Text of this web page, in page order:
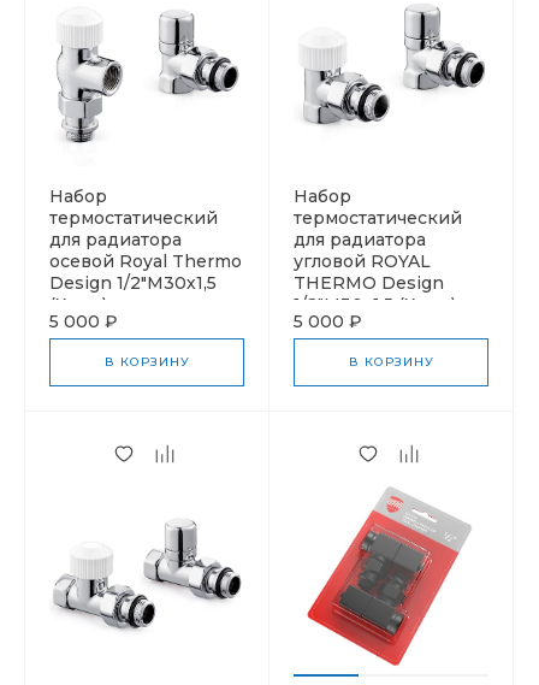
Набор
термостатический
для радиатора
осевой Royal Thermo
Design 1/2"М30х1,5
(Хром)
5 000 ₽
В КОРЗИНУ
Набор
термостатический
для радиатора
угловой ROYAL
THERMO Design
1/2"М30х1,5 (Хром)
5 000 ₽
В КОРЗИНУ